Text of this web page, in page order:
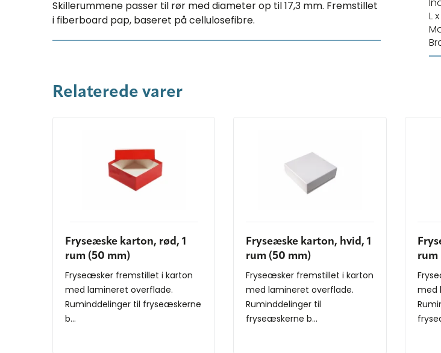
Skillerummene passer til rør med diameter op til 17,3 mm. Fremstillet
i fiberboard pap, baseret på cellulosefibre.
L
Relaterede varer
Fryseæske karton, rød, 1
rum (50 mm)
Fryseæsker fremstillet i karton
med lamineret overflade.
Ruminddelinger til fryseæskerne
b...
Fryseæske karton, hvid, 1
rum (50 mm)
Fryseæsker fremstillet i karton
med lamineret overflade.
Ruminddelinger til
fryseæskerne b...
rum
med